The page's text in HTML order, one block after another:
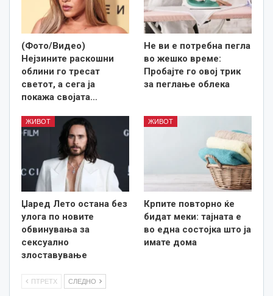
(Фото/Видео)
Нејзините раскошни
облини го тресат
светот, а сега ја
покажа својата…
Не ви е потребна пегла
во жешко време:
Пробајте го овој трик
за пеглање облека
ЖИВОТ
Џаред Лето остана без
улога по новите
обвинувања за
сексуално
злоставување
ЖИВОТ
Крпите повторно ќе
бидат меки: тајната е
во една состојка што ја
имате дома
ПТРЕТХ СЛЕДНО